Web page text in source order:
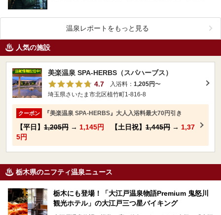
温泉レポートをもっと見る
人気の施設
美楽温泉 SPA-HERBS（スパハーブス）
4.7
入浴料： 1,205円〜
埼玉県さいたま市北区植竹町1-816-8
クーポン 『美楽温泉 SPA-HERBS』大人入浴料最大70円引き
【平日】 1,205円 → 1,145円 【土日祝】 1,445円 → 1,37
5円
栃木県のニフティ温泉ニュース
栃木にも登場！「大江戸温泉物語Premium 鬼怒川
観光ホテル」の大江戸三つ星バイキング